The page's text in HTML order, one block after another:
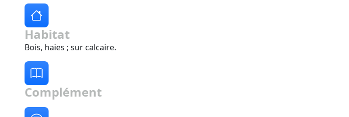
Habitat
Bois, haies ; sur calcaire.
Complément